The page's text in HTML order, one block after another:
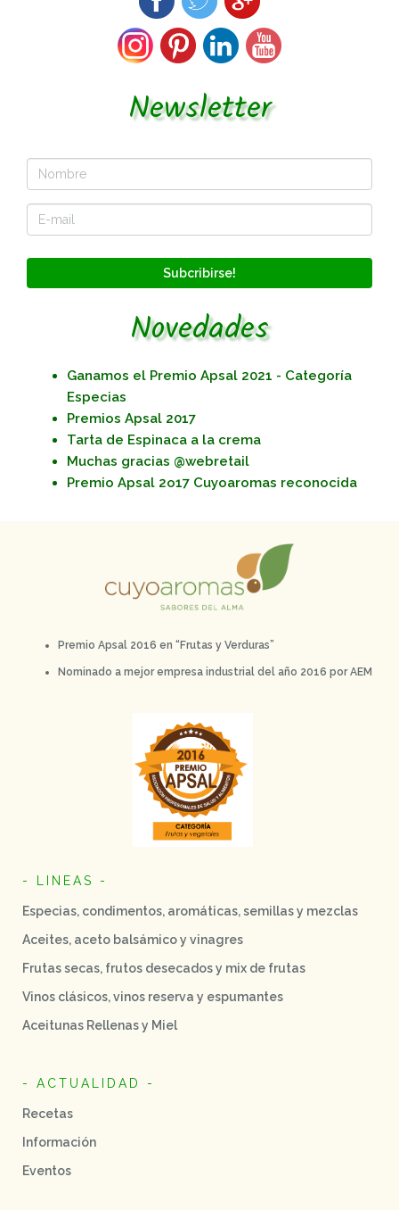
Newsletter
Subcribirse!
Novedades
Ganamos el Premio Apsal 2021 - Categoría
Especias
Premios Apsal 2017
Tarta de Espinaca a la crema
Muchas gracias @webretail
Premio Apsal 2o17 Cuyoaromas reconocida
Premio Apsal 2016 en “Frutas y Verduras”
Nominado a mejor empresa industrial del año 2016 por AEM
- LINEAS -
Especias, condimentos, aromáticas, semillas y mezclas
Aceites, aceto balsámico y vinagres
Frutas secas, frutos desecados y mix de frutas
Vinos clásicos, vinos reserva y espumantes
Aceitunas Rellenas y Miel
- ACTUALIDAD -
Recetas
Información
Eventos